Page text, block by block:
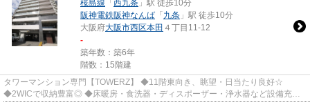
桜島線 「 西九条 」駅 徒歩10分
阪神電鉄阪神なんば 「 九条 」駅 徒歩10分
大阪府大阪市西区本田 ４丁目11-12
-
築年数：築6年
階数：15階建
タワーマンション専門【TOWERZ】 ◆11階東向き、眺望・日当たり良好☆
◆2WICで収納豊富◎ ◆床暖房・食洗器・ディスポーザー・浄水器など設備充実